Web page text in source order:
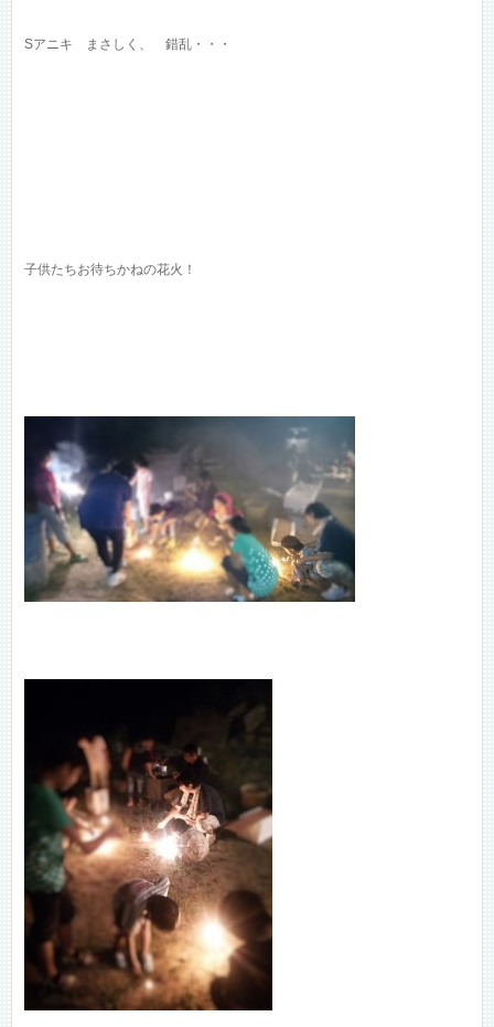
Sアニキ まさしく、 錯乱・・・
子供たちお待ちかねの花火！